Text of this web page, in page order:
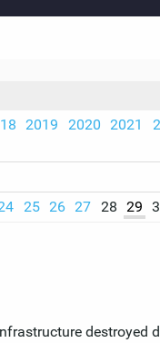
2019 2020 2021
25 26 27 28 29
destroyed